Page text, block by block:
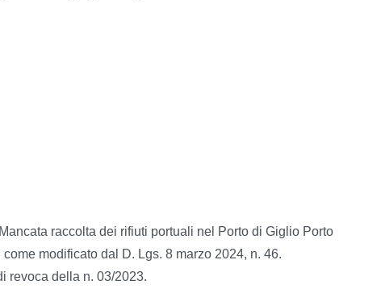
raccolta dei rifiuti portuali nel Porto di Giglio Porto
modificato dal D. Lgs. 8 marzo 2024, n. 46.
revoca della n. 03/2023.